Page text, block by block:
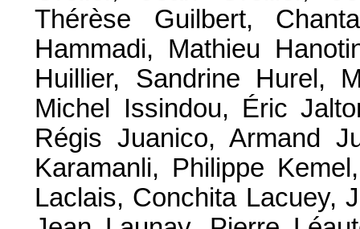
Thérèse Guilbert,
Hammadi, Mathieu
Huillier, Sandrine Hurel,
Michel Issindou, Éric
Régis Juanico, Armand
Karamanli, Philippe
Laclais, Conchita Lacuey,